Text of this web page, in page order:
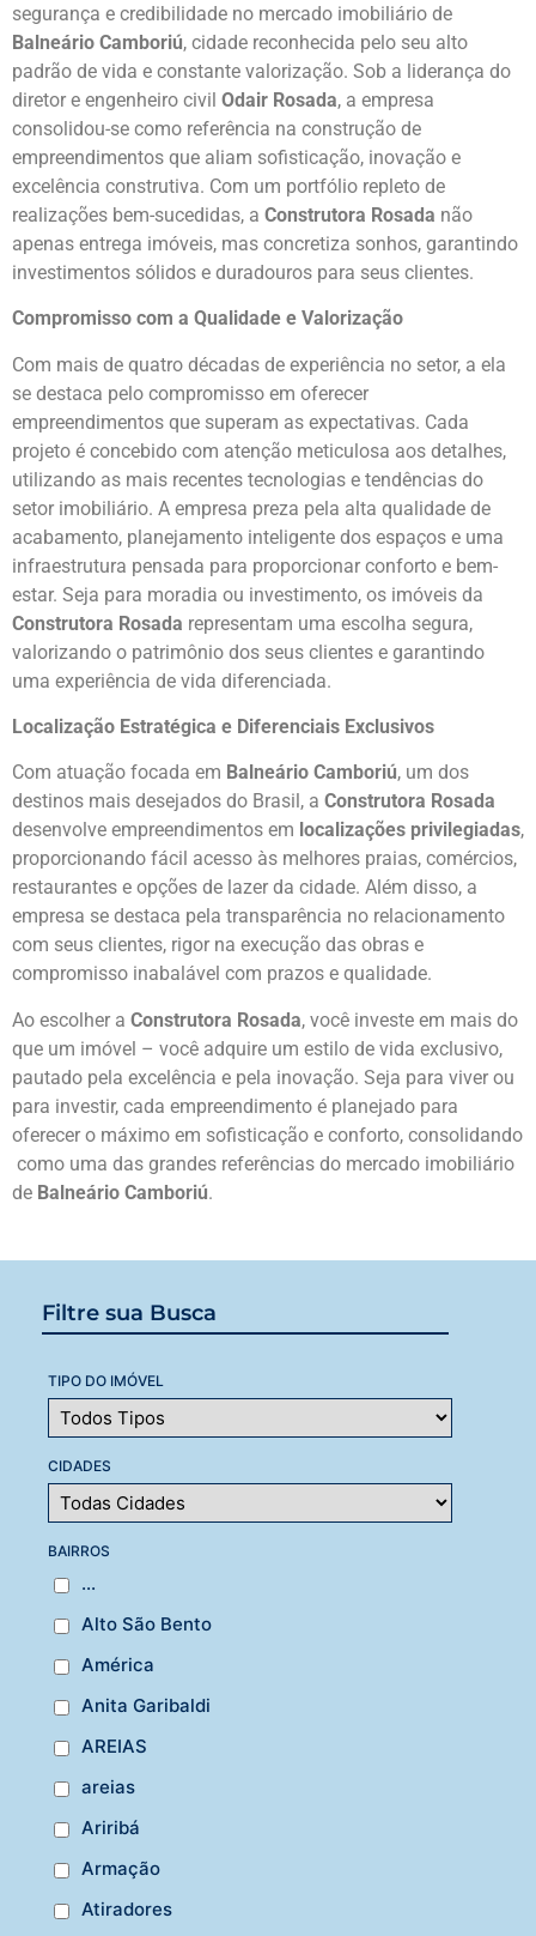
Filtre sua Busca
TIPO DO IMÓVEL
CIDADES
BAIRROS
...
Alto São Bento
América
Anita Garibaldi
AREIAS
areias
Ariribá
Armação
Atiradores
segurança e credibilidade no mercado imobiliário de
Balneário Camboriú, cidade reconhecida pelo seu alto
padrão de vida e constante valorização. Sob a liderança do
diretor e engenheiro civil Odair Rosada, a empresa
consolidou-se como referência na construção de
empreendimentos que aliam sofisticação, inovação e
excelência construtiva. Com um portfólio repleto de
realizações bem-sucedidas, a Construtora Rosada não
apenas entrega imóveis, mas concretiza sonhos, garantindo
investimentos sólidos e duradouros para seus clientes.
Compromisso com a Qualidade e Valorização
Com mais de quatro décadas de experiência no setor, a ela
se destaca pelo compromisso em oferecer
empreendimentos que superam as expectativas. Cada
projeto é concebido com atenção meticulosa aos detalhes,
utilizando as mais recentes tecnologias e tendências do
setor imobiliário. A empresa preza pela alta qualidade de
acabamento, planejamento inteligente dos espaços e uma
infraestrutura pensada para proporcionar conforto e bem-
estar. Seja para moradia ou investimento, os imóveis da
Construtora Rosada representam uma escolha segura,
valorizando o patrimônio dos seus clientes e garantindo
uma experiência de vida diferenciada.
Localização Estratégica e Diferenciais Exclusivos
Com atuação focada em Balneário Camboriú, um dos
destinos mais desejados do Brasil, a Construtora Rosada
desenvolve empreendimentos em localizações privilegiadas,
proporcionando fácil acesso às melhores praias, comércios,
restaurantes e opções de lazer da cidade. Além disso, a
empresa se destaca pela transparência no relacionamento
com seus clientes, rigor na execução das obras e
compromisso inabalável com prazos e qualidade.
Ao escolher a Construtora Rosada, você investe em mais do
que um imóvel – você adquire um estilo de vida exclusivo,
pautado pela excelência e pela inovação. Seja para viver ou
para investir, cada empreendimento é planejado para
oferecer o máximo em sofisticação e conforto, consolidando
como uma das grandes referências do mercado imobiliário
de Balneário Camboriú.